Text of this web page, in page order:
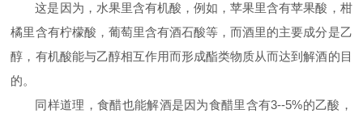
这是因为，水果里含有机酸，例如，苹果里含有苹果酸，柑
橘里含有柠檬酸，葡萄里含有酒石酸等，而酒里的主要成分是乙
醇，有机酸能与乙醇相互作用而形成酯类物质从而达到解酒的目
的。
同样道理，食醋也能解酒是因为食醋里含有3--5%的乙酸，